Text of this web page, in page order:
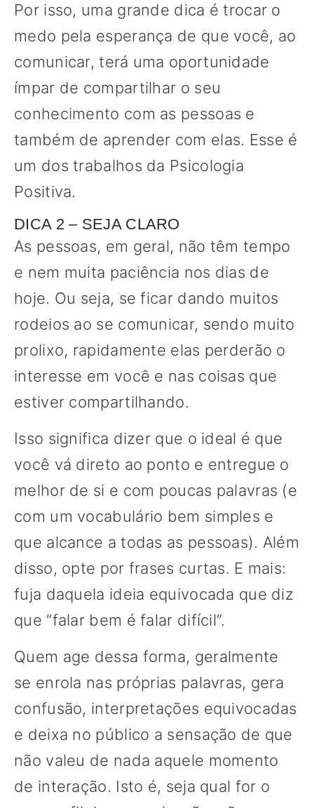
Por isso, uma grande dica é trocar o
medo pela esperança de que você, ao
comunicar, terá uma oportunidade
ímpar de compartilhar o seu
conhecimento com as pessoas e
também de aprender com elas. Esse é
um dos trabalhos da Psicologia
Positiva.
DICA 2 – SEJA CLARO
As pessoas, em geral, não têm tempo
e nem muita paciência nos dias de
hoje. Ou seja, se ficar dando muitos
rodeios ao se comunicar, sendo muito
prolixo, rapidamente elas perderão o
interesse em você e nas coisas que
estiver compartilhando.
Isso significa dizer que o ideal é que
você vá direto ao ponto e entregue o
melhor de si e com poucas palavras (e
com um vocabulário bem simples e
que alcance a todas as pessoas). Além
disso, opte por frases curtas. E mais:
fuja daquela ideia equivocada que diz
que “falar bem é falar difícil”.
Quem age dessa forma, geralmente
se enrola nas próprias palavras, gera
confusão, interpretações equivocadas
e deixa no público a sensação de que
não valeu de nada aquele momento
de interação. Isto é, seja qual for o